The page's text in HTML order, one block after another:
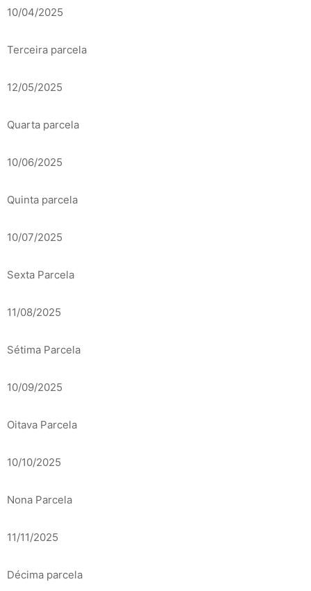
10/04/2025
Terceira parcela
12/05/2025
Quarta parcela
10/06/2025
Quinta parcela
10/07/2025
Sexta Parcela
11/08/2025
Sétima Parcela
10/09/2025
Oitava Parcela
10/10/2025
Nona Parcela
11/11/2025
Décima parcela